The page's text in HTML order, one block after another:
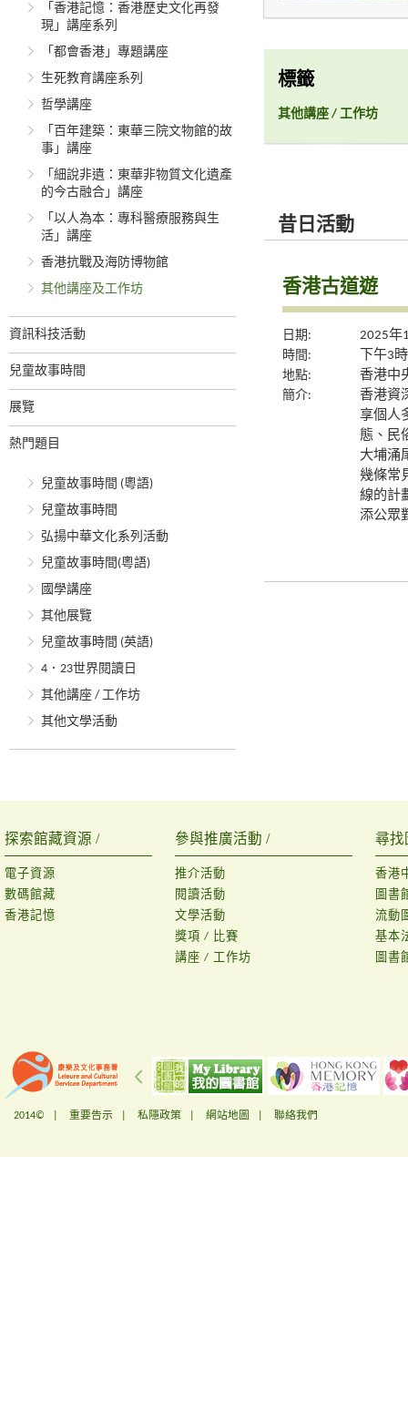
「香港記憶：香港歷史文化再發
現」講座系列
「都會香港」專題講座
生死教育講座系列
哲學講座
「百年建築：東華三院文物館的故
事」講座
「細說非遺：東華非物質文化遺產
的今古融合」講座
「以人為本：專科醫療服務與生
活」講座
香港抗戰及海防博物館
其他講座及工作坊
資訊科技活動
兒童故事時間
展覽
熱門題目
兒童故事時間 (粵語)
兒童故事時間
弘揚中華文化系列活動
兒童故事時間(粵語)
國學講座
其他展覽
兒童故事時間 (英語)
4．23世界閱讀日
其他講座 / 工作坊
其他文學活動
標籤
其他講座 / 工作坊
昔日活動
香港古道遊
日期:
2025年
時間:
下午3
地點:
香港中
簡介:
香港資
享個人
態、民
大埔涌
幾條常
線的計
添公眾
探索館藏資源 /
電子資源
數碼館藏
香港記憶
參與推廣活動 /
推介活動
閱讀活動
文學活動
獎項 / 比賽
講座 / 工作坊
尋找
香港
圖書
流動
基本
圖書
2014© | 重要告示 私隱政策 網站地圖 聯絡我們